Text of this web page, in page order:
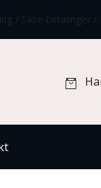
/ Sikre betalinger /